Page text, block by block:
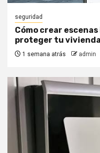
seguridad
Cómo crear
proteger tu
1 semana atrás admin